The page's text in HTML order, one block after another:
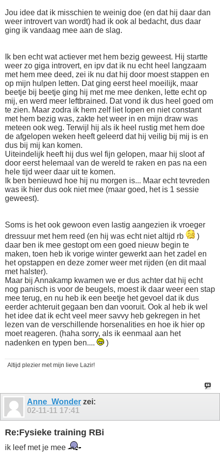
Jou idee dat ik misschien te weinig doe (en dat hij daar dan
weer introvert van wordt) had ik ook al bedacht, dus daar
ging ik vandaag mee aan de slag.
Ik ben echt wat actiever met hem bezig geweest. Hij startte
weer zo giga introvert, en ipv dat ik nu echt heel langzaam
met hem mee deed, zei ik nu dat hij door moest stappen en
op mijn hulpen letten. Dat ging eerst heel moeilijk, maar
beetje bij beetje ging hij met me mee denken, lette echt op
mij, en werd meer leftbrained. Dat vond ik dus heel goed om
te zien. Maar zodra ik hem zelf liet lopen en niet constant
met hem bezig was, zakte het weer in en mijn draw was
meteen ook weg. Terwijl hij als ik heel rustig met hem doe
de afgelopen weken heeft geleerd dat hij veilig bij mij is en
dus bij mij kan komen.
Uiteindelijk heeft hij dus wel fijn gelopen, maar hij sloot af
door eerst helemaal van de wereld te raken en pas na een
hele tijd weer daar uit te komen.
Ik ben benieuwd hoe hij nu morgen is... Maar echt tevreden
was ik hier dus ook niet mee (maar goed, het is 1 sessie
geweest).
Soms is het ook gewoon even lastig aangezien ik vroeger
dressuur met hem reed (en hij was echt niet altijd rb
)
daar ben ik mee gestopt om een goed nieuw begin te
maken, toen heb ik vorige winter gewerkt aan het zadel en
het opstappen en deze zomer weer met rijden (en dit maal
met halster).
Maar bij Annakamp kwamen we er dus achter dat hij echt
nog panisch is voor de beugels, moest ik daar weer een stap
mee terug, en nu heb ik een beetje het gevoel dat ik dus
eerder achteruit gegaan ben dan vooruit. Ook al heb ik wel
het idee dat ik echt veel meer savvy heb gekregen in het
lezen van de verschillende horsenalities en hoe ik hier op
moet reageren. (haha sorry, als ik eenmaal aan het
nadenken en typen ben....
)
Altijd plezier met mijn lieve Lazir!
Anne_Wonder zei:
02-11-11 17:41
Re:Fysieke training RBi
ik leef met je mee